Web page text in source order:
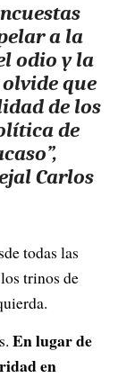
a la
odio y la
que
de los
de
Carlos
todas las
trinos de
En lugar de
en